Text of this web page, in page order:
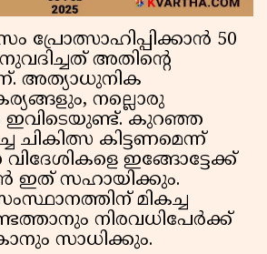
പ്രോത്സാഹിപ്പിക്കാൻ 50
അതിന്റെ
അത്യാധുനിക
നല്ലൊരു
ഇവിടെയുണ്ട്. കുറഞ്ഞ
ചികിത്സ കിട്ടണമെന്ന്
ഇങ്ങോട്ടേക്ക്
ഇത് സഹായിക്കും.
മികച്ച
നിരവധിപേർക്ക്
സാധിക്കും.